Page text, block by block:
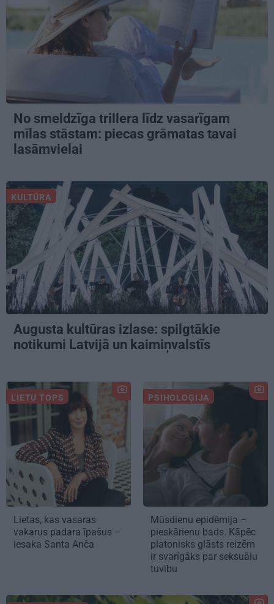
No smeldzīga trillera līdz vasarīgam
mīlas stāstam: piecas grāmatas tavai
lasāmvielai
KULTŪRA
Augusta kultūras izlase: spilgtākie
notikumi Latvijā un kaimiņvalstīs
LIETU TOPS
Lietas, kas vasaras
vakarus padara īpašus –
iesaka Santa Anča
PSIHOLOĢIJA
Mūsdienu epidēmija –
pieskārienu bads. Kāpēc
platonisks glāsts reizēm
ir svarīgāks par seksuālu
tuvību